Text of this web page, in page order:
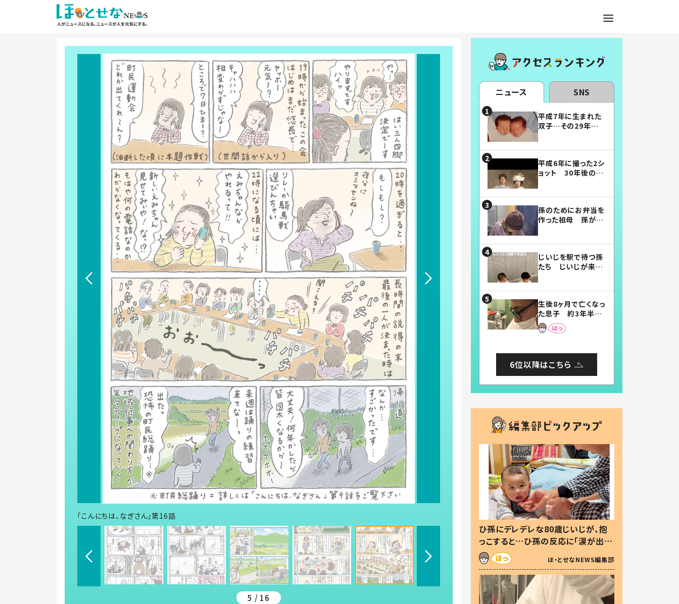
「こんにちは、なぎさん」第16話
5 / 16
ニュース SNS
平成7年に生まれた
双子…その29年後
平成6年に撮った2シ
ョット 30年後の姿
孫のためにお弁当を
作った祖母 孫が絶
じいじを駅で待つ孫
たち じいじが来た
まらない」「幸せにな
れる」
生後8ヶ月で亡くなっ
た息子 約3年半
後、当時の妻の日記
に書いてあった本音
6位以降はこちら
ひ孫にデレデレな80歳じいじが、抱
っこすると…ひ孫の反応に「涙が出ま
した」「可愛くて仕方ない」
ほ・とせなNEWS編集部